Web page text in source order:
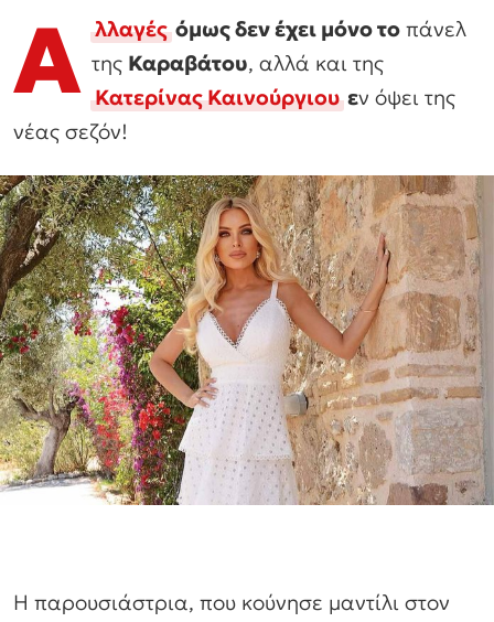
Α λλαγέςόμως δεν έχει μόνο το πάνελ
της Καραβάτου, αλλά και της
Κατερίνας Καινούργιουεν όψει της
νέας σεζόν!
Η παρουσιάστρια, που κούνησε μαντίλι στον